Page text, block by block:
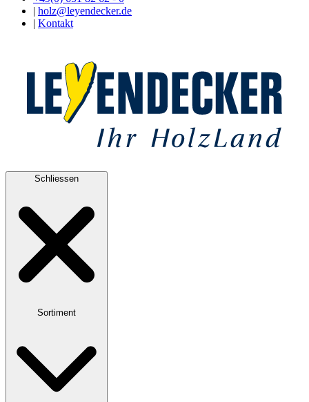
| holz@leyendecker.de
| Kontakt
Schliessen
Sortiment